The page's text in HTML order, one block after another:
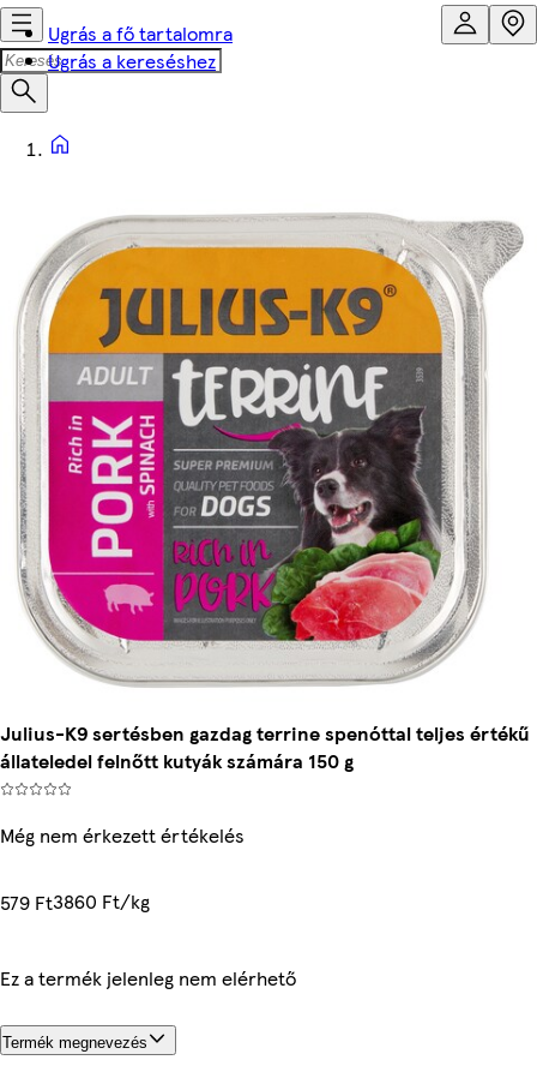
Ugrás a fő tartalomra
Ugrás a kereséshez
Julius-K9 sertésben gazdag terrine spenóttal teljes értékű
állateledel felnőtt kutyák számára 150 g
Még nem érkezett értékelés
579 Ft3860 Ft/kg
Ez a termék jelenleg nem elérhető
Termék megnevezés